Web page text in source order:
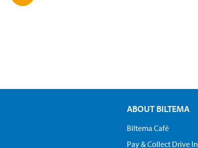
ABOUT BILTEMA
Biltema Café
Pay & Collect Drive In